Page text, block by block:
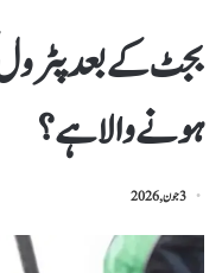
بجٹ کے بعد پٹرول
ہونے والا ہے؟
3 جون, 2026